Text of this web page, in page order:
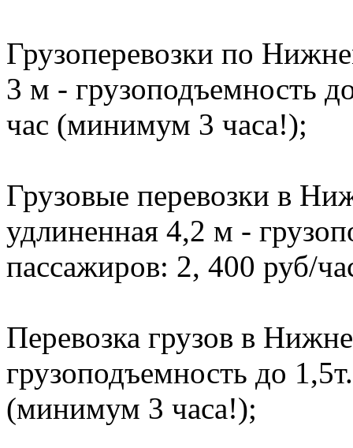
Грузоперевозки по
3 м - грузоподъемность
час (минимум 3 часа!);
Грузовые перевозки в
удлиненная 4,2 м -
пассажиров: 2, 400 руб/
Перевозка грузов в
грузоподъемность до
(минимум 3 часа!);